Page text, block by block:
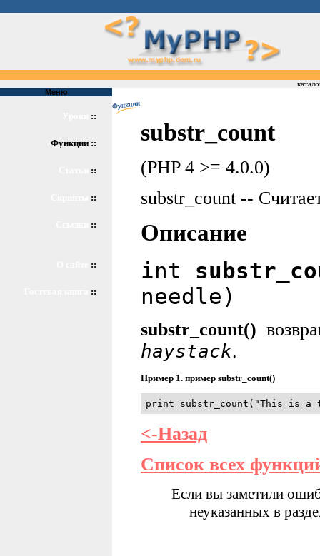
Меню
::
Функции ::
::
::
::
::
::
substr_count
(PHP 4 >= 4.0.0)
substr_count --
Описание
int
needle)
substr_count()
haystack.
Пример 1. пример substr_count()
print substr_count("This is
<-Назад
Список всех
Если вы заметили
неуказанных в